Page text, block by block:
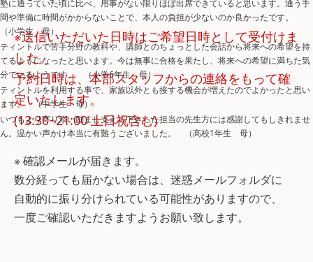
塾に通っていた頃に比べ、用事がない限りほぼ出席できていると思います。通う手
間や準備に時間がかからないことで、本人の負担が少ないのか良かったです。
（小学生 母）
ティントルで苦手分野の教科や、講師とのちょっとした会話から将来への希望を持
てるようになったと思います。今は無事に合格を果たし、将来への希望に満ちた気
分でいるようです。 （小学6年生 母）
ティントルを利用する事で、家族以外とも接する機会が増えたのでよかったと思い
ます。 （中学生 母）
いつもより寄り添い励まし支えて下さった担当の先生方には感謝してもしきれませ
ん。温かい声かけ本当に有難うございました。 （高校1年生 母）
※送信いただいた日時はご希望日時として受付けま
した。
予約日時は、本部スタッフからの連絡をもって確
定いたします。
(13:30~21:00 土日祝含む)
※ 確認メールが届きます。
数分経っても届かない場合は、迷惑メールフォルダに
自動的に振り分けられている可能性がありますので、
一度ご確認いただきますようお願い致します。